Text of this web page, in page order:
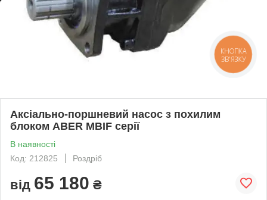
Аксіально-поршневий насос з похилим
блоком ABER MBIF серії
В наявності
Код: 212825
Роздріб
від 65 180 ₴
КНОПКА
ЗВ'ЯЗКУ